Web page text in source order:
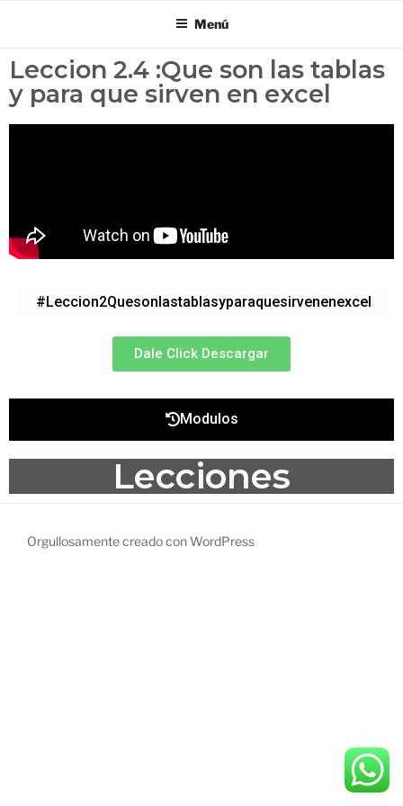
Menú
Leccion 2.4 :Que son las tablas
y para que sirven en excel
#Leccion2Quesonlastablasyparaquesirvenenexcel
Dale Click Descargar
Modulos
Lecciones
Orgullosamente creado con WordPress